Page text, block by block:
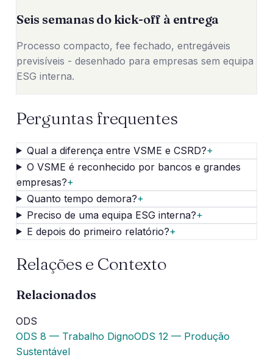
Seis semanas do kick-off à entrega
Processo compacto, fee fechado, entregáveis
previsíveis - desenhado para empresas sem equipa
ESG interna.
Perguntas frequentes
Qual a diferença entre VSME e CSRD?+
O VSME é reconhecido por bancos e grandes
empresas?+
Quanto tempo demora?+
Preciso de uma equipa ESG interna?+
E depois do primeiro relatório?+
Relações e Contexto
Relacionados
ODS
ODS 8 — Trabalho DignoODS 12 — Produção
Sustentável